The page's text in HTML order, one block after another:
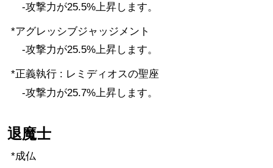
-攻撃力が25.5%上昇します。
*アグレッシブジャッジメント
-攻撃力が25.5%上昇します。
*正義執行 : レミディオスの聖座
-攻撃力が25.7%上昇します。
退魔士
*成仏